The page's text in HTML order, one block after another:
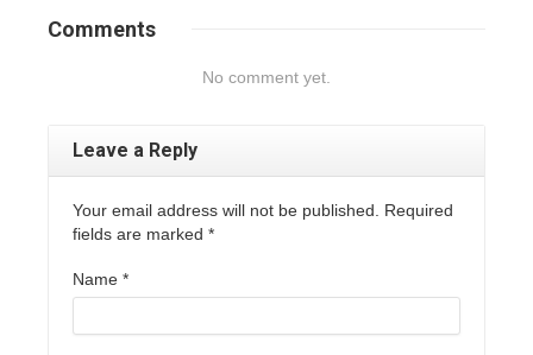
Comments
No comment yet.
Leave a Reply
Your email address will not be published. Required
fields are marked *
Name *